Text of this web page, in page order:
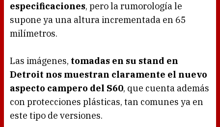
especificaciones, pero la rumorología le
supone ya una altura incrementada en 65
milímetros.
Las imágenes, tomadas en su stand en
Detroit nos muestran claramente el nuevo
aspecto campero del S60, que cuenta además
con protecciones plásticas, tan comunes ya en
este tipo de versiones.